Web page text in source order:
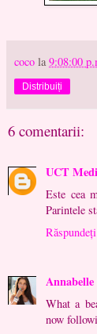
coco la 9:08:00
Distribuiți
6 comentarii:
UCT
Este cea
Parintele
Răspundeți
What a
now